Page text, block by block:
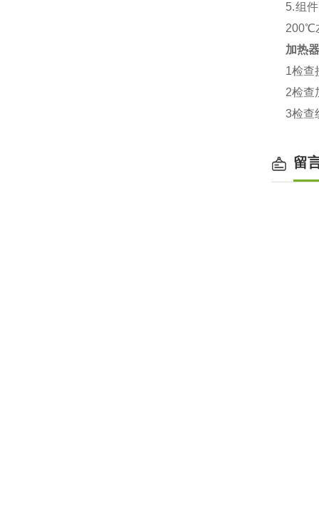
5.组
200℃
加热
1检查
2检查
3检查
留